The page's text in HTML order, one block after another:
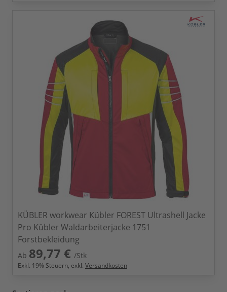
KÜBLER workwear Kübler FOREST Ultrashell Jacke
Pro Kübler Waldarbeiterjacke 1751
Forstbekleidung
Ab 89,77 € /Stk
Exkl. 19% Steuern, exkl. Versandkosten